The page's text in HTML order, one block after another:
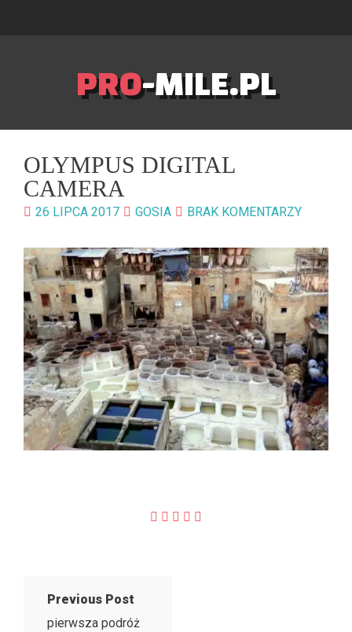
PRO-MILE.PL
OLYMPUS DIGITAL
CAMERA
26 LIPCA 2017 GOSIA BRAK KOMENTARZY
Previous Post
pierwsza podróż